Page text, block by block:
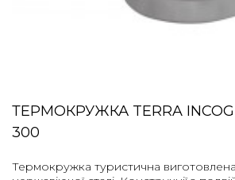
ТЕРМОКРУЖКА TERRA
300
Термокружка туристична